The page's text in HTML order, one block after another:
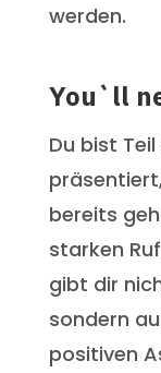
werden.
You`ll
Du bist
bereits
starken
gibt dir
sondern
positiven